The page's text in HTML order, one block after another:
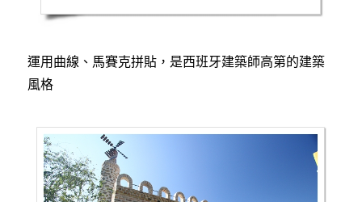
運用曲線、馬賽克拼貼，是西班牙建築師高第的建築
風格